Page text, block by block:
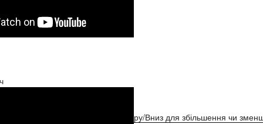
клавіші зі стрілками Вгору/Вниз для збільшення чи